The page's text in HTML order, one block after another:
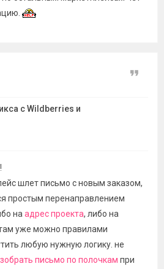
с Wildberries и
Цитата
шлет письмо с новым заказом,
простым перенаправлением
на адрес проекта, либо на
там уже можно правилами
любую нужную логику. не
письмо по полочкам при